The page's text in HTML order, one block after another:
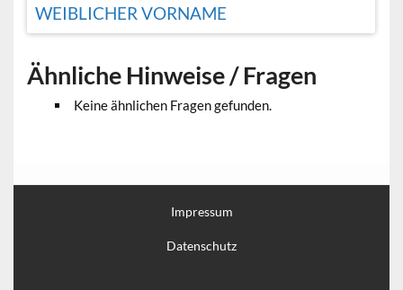
WEIBLICHER VORNAME
Ähnliche Hinweise / Fragen
Keine ähnlichen Fragen gefunden.
Impressum
Datenschutz